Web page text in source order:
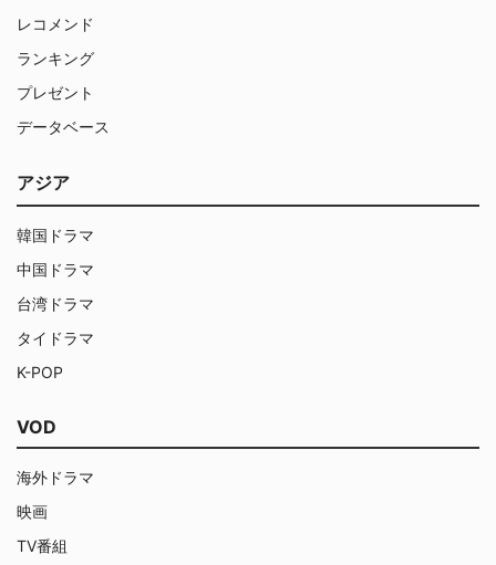
レコメンド
ランキング
プレゼント
データベース
アジア
韓国ドラマ
中国ドラマ
台湾ドラマ
タイドラマ
K-POP
VOD
海外ドラマ
映画
TV番組